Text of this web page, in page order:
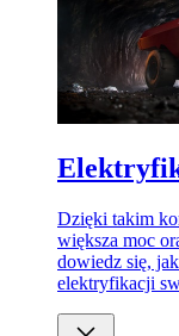
Dzięki takim
większa moc
dowiedz się,
elektryfikacji